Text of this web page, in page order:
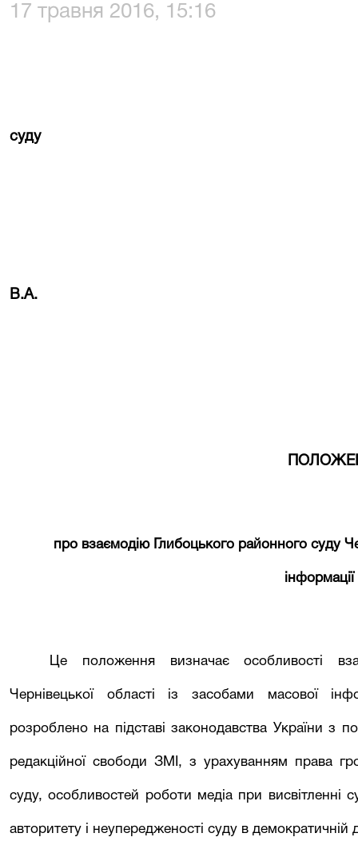
17 травня 2016, 15:16
суду
В.А.
про взаємодію Глибоцького районногосуду
інформації
Це положення визначає особливості
Чернівецької області із засобами масової
розроблено на підставі законодавства України з
редакційної свободи ЗМІ, з урахуванням права
суду, особливостей роботи медіа при висвітленні
авторитету і неупередженості суду в демократичній